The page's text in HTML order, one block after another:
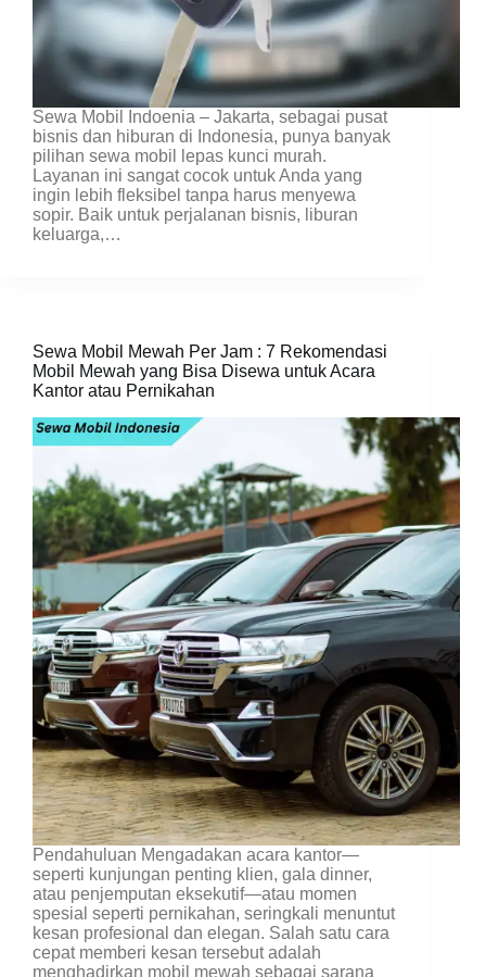
Sewa Mobil Indoenia – Jakarta, sebagai pusat
bisnis dan hiburan di Indonesia, punya banyak
pilihan sewa mobil lepas kunci murah.
Layanan ini sangat cocok untuk Anda yang
ingin lebih fleksibel tanpa harus menyewa
sopir. Baik untuk perjalanan bisnis, liburan
keluarga,…
Sewa Mobil Mewah Per Jam : 7 Rekomendasi
Mobil Mewah yang Bisa Disewa untuk Acara
Kantor atau Pernikahan
Pendahuluan Mengadakan acara kantor—
seperti kunjungan penting klien, gala dinner,
atau penjemputan eksekutif—atau momen
spesial seperti pernikahan, seringkali menuntut
kesan profesional dan elegan. Salah satu cara
cepat memberi kesan tersebut adalah
menghadirkan mobil mewah sebagai sarana